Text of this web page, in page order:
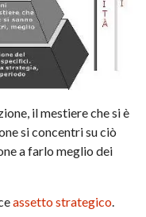
il mestiere che si è
si concentri su ciò
a farlo meglio dei
assetto strategico.